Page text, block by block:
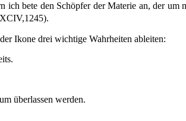
ich bete den Schöpfer der Materie an, der
Ikone drei wichtige Wahrheiten ableiten:
überlassen werden.